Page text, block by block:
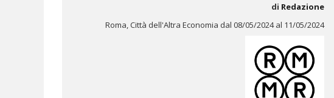
di Redazione
Roma, Città dell'Altra Economia dal 08/05/2024 al 11/05/2024